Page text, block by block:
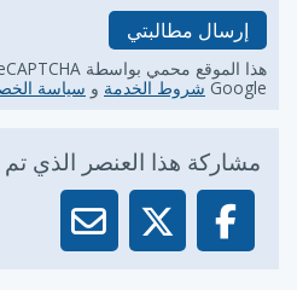
إرسال مطالبتي
Google شروط الخدمة و سياسة
مشاركة هذا العنصر الذي تم